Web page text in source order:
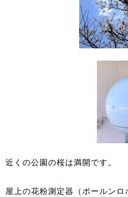
近くの公園の桜は満開です。
屋上の花粉測定器（ポールンロ